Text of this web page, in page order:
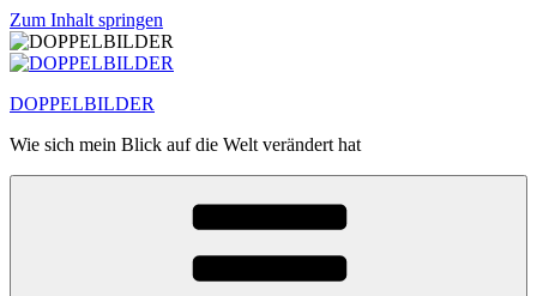
Zum Inhalt springen
DOPPELBILDER
Wie sich mein Blick auf die Welt verändert hat